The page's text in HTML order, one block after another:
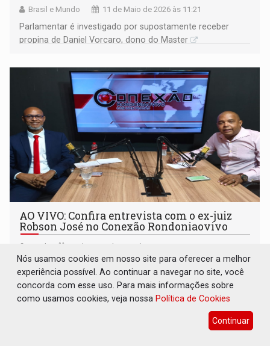
Brasil e Mundo 11 de Maio de 2026 às 11:21
Parlamentar é investigado por supostamente receber
propina de Daniel Vorcaro, dono do Master
AO VIVO: Confira entrevista com o ex-juiz
Robson José no Conexão Rondoniaovivo
Geral 11 de Maio de 2026 às 10:06
Nós usamos cookies em nosso site para oferecer a melhor
experiência possível. Ao continuar a navegar no site, você
concorda com esse uso. Para mais informações sobre
como usamos cookies, veja nossa Política de Cookies
Continuar